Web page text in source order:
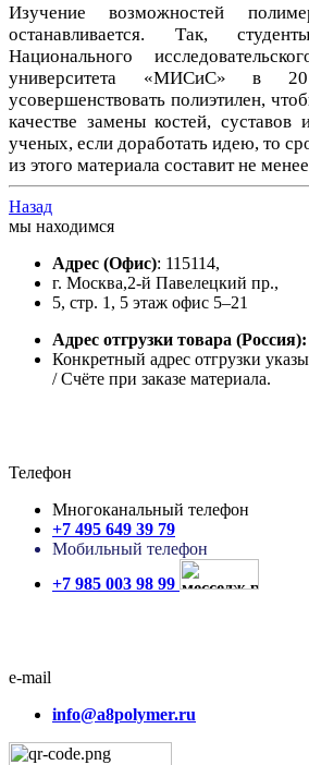
Изучение возможностей
останавливается. Так,
Национального
университета «МИСиС» в
усовершенствовать полиэтилен,
качестве замены костей,
ученых, если доработать идею, то
из этого материала составит не
Назад
мы находимся
Адрес (Офис): 115114,
г. Москва,2-й Павелецкий пр.,
5, стр. 1, 5 этаж офис 5–21
Адрес отгрузки товара (Россия):
Конкретный адрес отгрузки
/ Счёте при заказе материала.
Телефон
Многоканальный телефон
+7 495 649 39 79
Мобильный телефон
+7 985 003 98 99
e-mail
info@a8polymer.ru